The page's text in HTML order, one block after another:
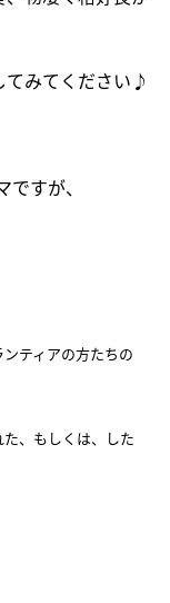
てみてください♪
すが、
ティアの方たちの
、もしくは、した